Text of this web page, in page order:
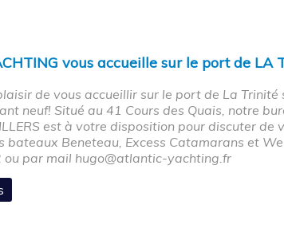
vous accueille sur le port de LA
de vous accueillir sur le port de La Trinité
neuf! Situé au 41 Cours des Quais, notre
est à votre disposition pour discuter de
bateaux Beneteau, Excess Catamarans et
par mail hugo@atlantic-yachting.fr